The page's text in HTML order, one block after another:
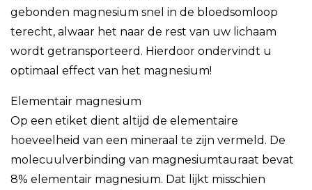
gebonden magnesium snel in de bloedsomloop
terecht, alwaar het naar de rest van uw lichaam
wordt getransporteerd. Hierdoor ondervindt u
optimaal effect van het magnesium!
Elementair magnesium
Op een etiket dient altijd de elementaire
hoeveelheid van een mineraal te zijn vermeld. De
molecuulverbinding van magnesiumtauraat bevat
8% elementair magnesium. Dat lijkt misschien